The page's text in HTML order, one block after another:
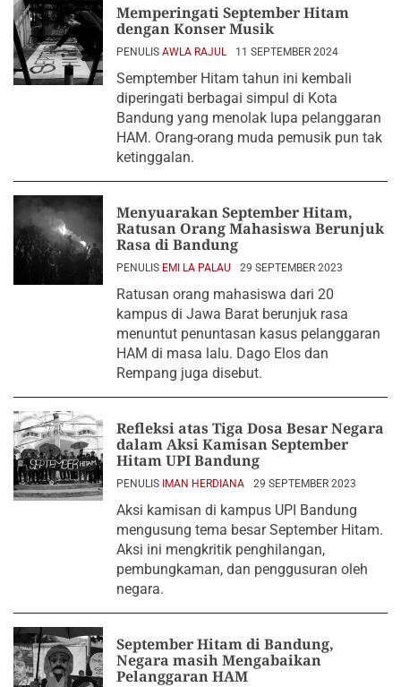
Memperingati September Hitam
dengan Konser Musik
PENULIS AWLA RAJUL 11 SEPTEMBER 2024
Semptember Hitam tahun ini kembali
diperingati berbagai simpul di Kota
Bandung yang menolak lupa pelanggaran
HAM. Orang-orang muda pemusik pun tak
ketinggalan.
Menyuarakan September Hitam,
Ratusan Orang Mahasiswa Berunjuk
Rasa di Bandung
PENULIS EMI LA PALAU 29 SEPTEMBER 2023
Ratusan orang mahasiswa dari 20
kampus di Jawa Barat berunjuk rasa
menuntut penuntasan kasus pelanggaran
HAM di masa lalu. Dago Elos dan
Rempang juga disebut.
Refleksi atas Tiga Dosa Besar Negara
dalam Aksi Kamisan September
Hitam UPI Bandung
PENULIS IMAN HERDIANA 29 SEPTEMBER 2023
Aksi kamisan di kampus UPI Bandung
mengusung tema besar September Hitam.
Aksi ini mengkritik penghilangan,
pembungkaman, dan penggusuran oleh
negara.
September Hitam di Bandung,
Negara masih Mengabaikan
Pelanggaran HAM